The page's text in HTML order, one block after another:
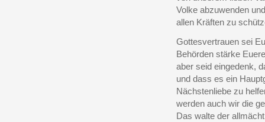
Volke abzuwenden
allen Kräften zu
Gottesvertrauen sei
Behörden stärke
aber seid eingedenk,
und dass es ein
Nächstenliebe zu
werden auch wir die
Das walte der